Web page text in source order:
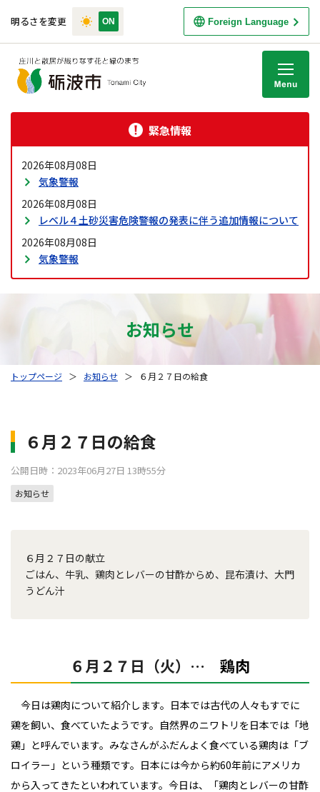
明るさを変更 Foreign Language
緊急情報
2026年08月08日
気象警報
2026年08月08日
レベル４土砂災害危険警報の発表に伴う追加情報について
2026年08月08日
気象警報
お知らせ
トップページ ＞ お知らせ ＞ ６月２７日の給食
６月２７日の給食
公開日時：2023年06月27日 13時55分
お知らせ
６月２７日の献立
ごはん、牛乳、鶏肉とレバーの甘酢からめ、昆布漬け、大門
うどん汁
６月２７日（火）… 鶏肉
今日は鶏肉について紹介します。日本では古代の人々もすでに
鶏を飼い、食べていたようです。 自然界のニワトリを日本では「地
鶏」と呼んでいます。みなさんがふだんよく食べている鶏肉は「ブ
ロイラー」という種類です。日本には今から約60年前にアメリカ
から入ってきたといわれています。今日は、「鶏肉とレバーの甘酢